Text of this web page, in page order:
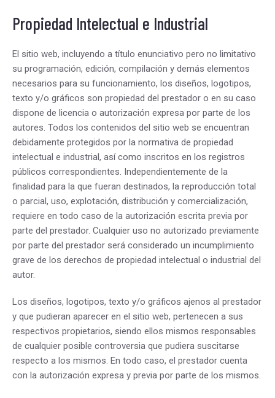
Propiedad Intelectual e Industrial
El sitio web, incluyendo a título enunciativo pero no limitativo
su programación, edición, compilación y demás elementos
necesarios para su funcionamiento, los diseños, logotipos,
texto y/o gráficos son propiedad del prestador o en su caso
dispone de licencia o autorización expresa por parte de los
autores. Todos los contenidos del sitio web se encuentran
debidamente protegidos por la normativa de propiedad
intelectual e industrial, así como inscritos en los registros
públicos correspondientes. Independientemente de la
finalidad para la que fueran destinados, la reproducción total
o parcial, uso, explotación, distribución y comercialización,
requiere en todo caso de la autorización escrita previa por
parte del prestador. Cualquier uso no autorizado previamente
por parte del prestador será considerado un incumplimiento
grave de los derechos de propiedad intelectual o industrial del
autor.
Los diseños, logotipos, texto y/o gráficos ajenos al prestador
y que pudieran aparecer en el sitio web, pertenecen a sus
respectivos propietarios, siendo ellos mismos responsables
de cualquier posible controversia que pudiera suscitarse
respecto a los mismos. En todo caso, el prestador cuenta
con la autorización expresa y previa por parte de los mismos.